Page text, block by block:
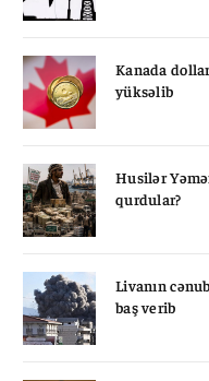
Kanada
yüksəlib
Husilər
qurdular?
Livanın
baş verib